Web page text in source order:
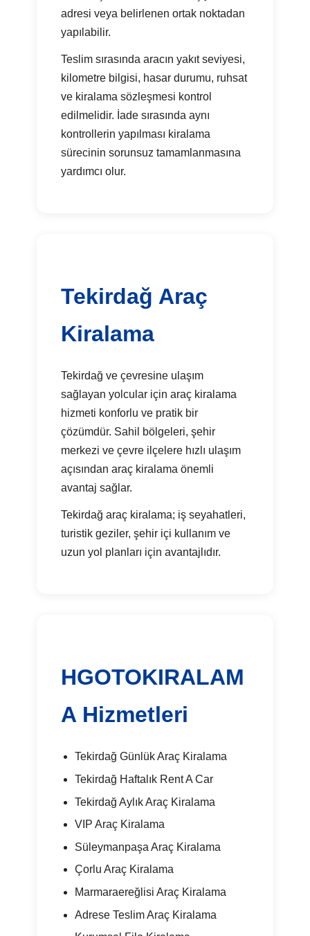
adresi veya belirlenen ortak noktadan
yapılabilir.
Teslim sırasında aracın yakıt seviyesi,
kilometre bilgisi, hasar durumu, ruhsat
ve kiralama sözleşmesi kontrol
edilmelidir. İade sırasında aynı
kontrollerin yapılması kiralama
sürecinin sorunsuz tamamlanmasına
yardımcı olur.
Tekirdağ Araç
Kiralama
Tekirdağ ve çevresine ulaşım
sağlayan yolcular için araç kiralama
hizmeti konforlu ve pratik bir
çözümdür. Sahil bölgeleri, şehir
merkezi ve çevre ilçelere hızlı ulaşım
açısından araç kiralama önemli
avantaj sağlar.
Tekirdağ araç kiralama; iş seyahatleri,
turistik geziler, şehir içi kullanım ve
uzun yol planları için avantajlıdır.
HGOTOKIRALAM
A Hizmetleri
Tekirdağ Günlük Araç Kiralama
Tekirdağ Haftalık Rent A Car
Tekirdağ Aylık Araç Kiralama
VIP Araç Kiralama
Süleymanpaşa Araç Kiralama
Çorlu Araç Kiralama
Marmaraereğlisi Araç Kiralama
Adrese Teslim Araç Kiralama